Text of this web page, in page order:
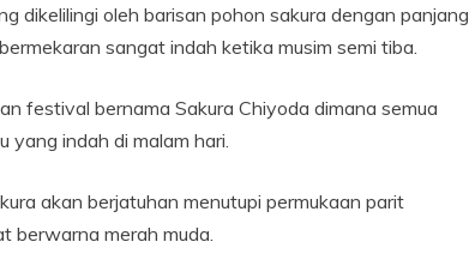
dikelilingi oleh barisan pohon sakura dengan panjang
sangat indah ketika musim semi tiba.
festival bernama Sakura Chiyoda dimana semua
yang indah di malam hari.
akan berjatuhan menutupi permukaan parit
berwarna merah muda.